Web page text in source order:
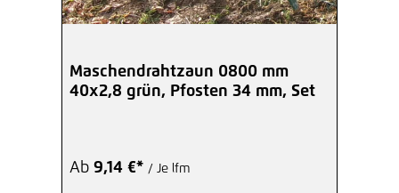
Maschendrahtzaun 0800 mm
40x2,8 grün, Pfosten 34 mm, Set
Ab 9,14 €* / Je lfm